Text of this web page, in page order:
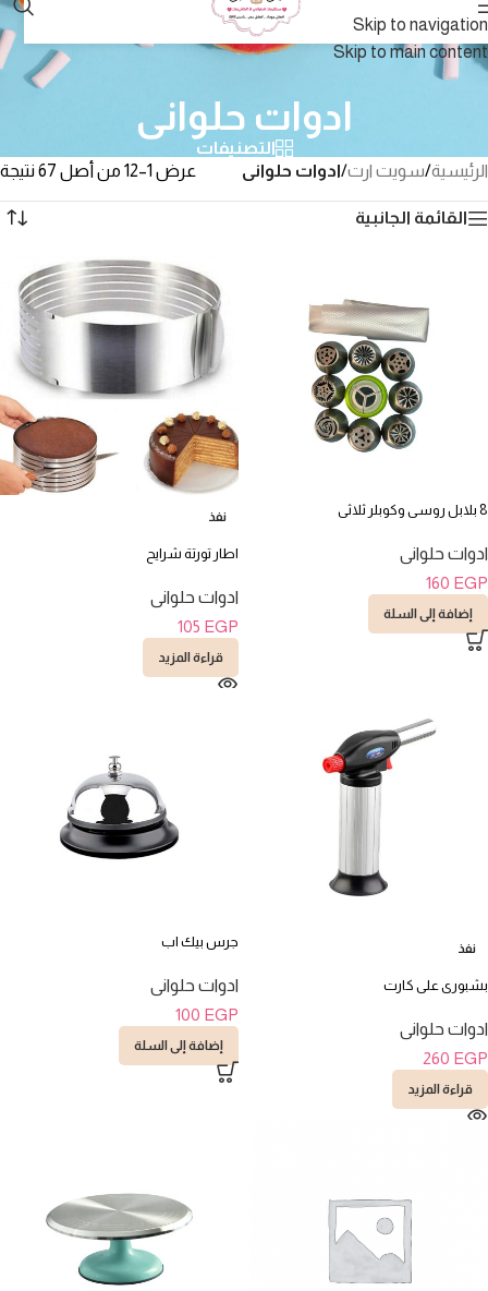
Skip to navigation
Skip to main content
ادوات حلوانى
التصنيفات
الرئيسية/سويت ارت/ادوات حلوانى عرض 1–12 من أصل 67 نتيجة
القائمة الجانبية
8 بلابل روسى وكوبلر ثلاثى
ادوات حلوانى
160 EGP
إضافة إلى السلة
نفذ
اطار تورتة شرايح
ادوات حلوانى
105 EGP
قراءة المزيد
نفذ
بشبورى على كارت
ادوات حلوانى
260 EGP
قراءة المزيد
جرس بيك اب
ادوات حلوانى
100 EGP
إضافة إلى السلة